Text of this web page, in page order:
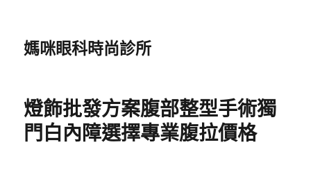
媽咪眼科時尚診所
燈飾批發方案腹部整型手術獨
門白內障選擇專業腹拉價格